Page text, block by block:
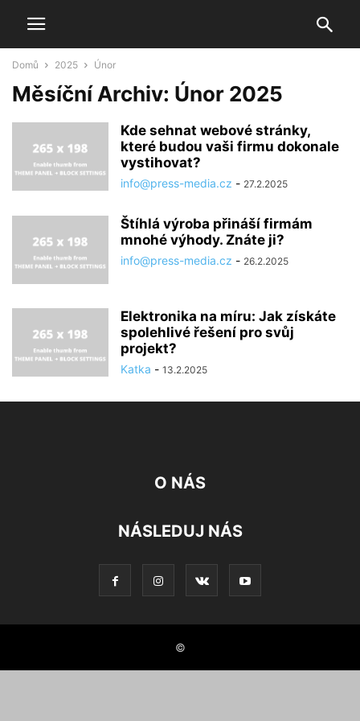
Domů 2025 Únor
Měsíční Archiv: Únor 2025
Kde sehnat webové stránky,
které budou vaši firmu dokonale
vystihovat?
info@press-media.cz - 27.2.2025
Štíhlá výroba přináší firmám
mnohé výhody. Znáte ji?
info@press-media.cz - 26.2.2025
Elektronika na míru: Jak získáte
spolehlivé řešení pro svůj
projekt?
Katka - 13.2.2025
O NÁS
NÁSLEDUJ NÁS
©